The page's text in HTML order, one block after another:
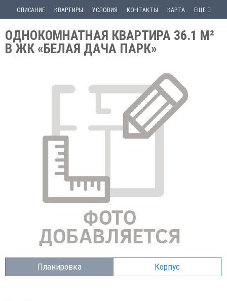
ОПИСАНИЕ КВАРТИРЫ УСЛОВИЯ КОНТАКТЫ КАРТА ЕЩЕ
ОДНОКОМНАТНАЯ КВАРТИРА 36.1 М²
В ЖК «БЕЛАЯ ДАЧА ПАРК»
Планировка Корпус